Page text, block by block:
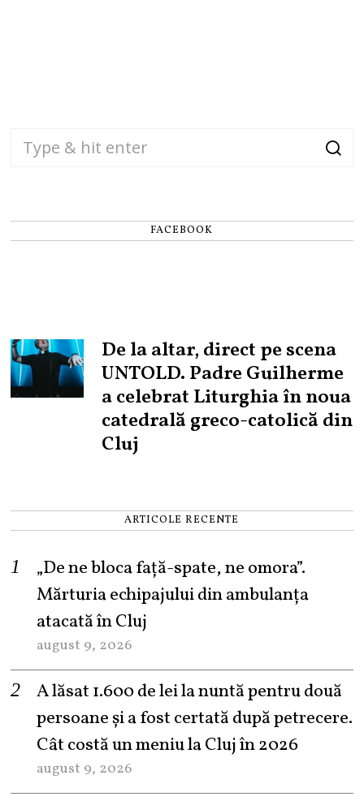
FACEBOOK
De la altar, direct pe scena
UNTOLD. Padre Guilherme
a celebrat Liturghia în noua
catedrală greco-catolică din
Cluj
ARTICOLE RECENTE
„De ne bloca față-spate, ne omora”.
Mărturia echipajului din ambulanța
atacată în Cluj
august 9, 2026
A lăsat 1.600 de lei la nuntă pentru două
persoane și a fost certată după petrecere.
Cât costă un meniu la Cluj în 2026
august 9, 2026